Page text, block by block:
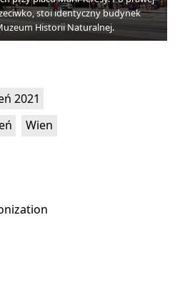
stoi identyczny budynek
Historii Naturalnej.
2021
Wien